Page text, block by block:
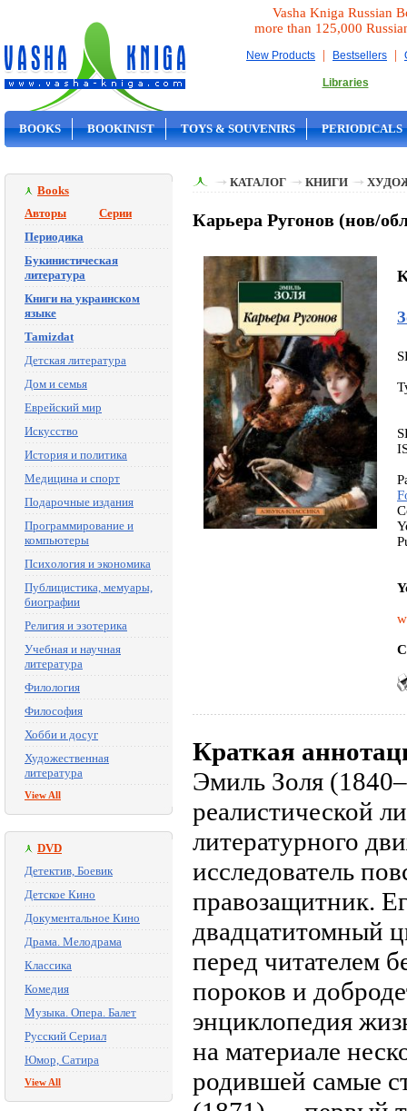
Vasha Kniga Russian
more than 125,000
New Products | Bestsellers |
Libraries
BOOKS BOOKINIST TOYS & SOUVENIRS PERIODICALS
Books
Авторы
Серии
Периодика
Букинистическая
литература
Книги на украинском
языке
Tamizdat
Детская литература
Дом и семья
Еврейский мир
Искусство
История и политика
Медицина и спорт
Подарочные издания
Программирование и
компьютеры
Психология и экономика
Публицистика, мемуары,
биографии
Религия и эзотерика
Учебная и научная
литература
Филология
Философия
Хобби и досуг
Художественная
литература
View All
DVD
Детектив, Боевик
Детское Кино
Документальное Кино
Драма. Мелодрама
Классика
Комедия
Музыка. Опера. Балет
Русский Сериал
Юмор, Сатира
View All
КАТАЛОГ КНИГИ
Карьера Ругонов (нов/
Краткая
Эмиль Золя
реалистической
литературного
исследователь
правозащитник.
двадцатитомный
перед читателем
пороков и
энциклопедия
на материале
родившей самые